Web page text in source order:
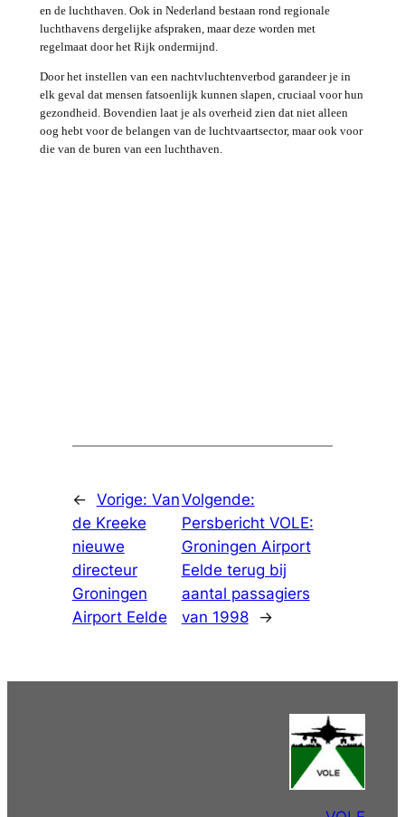
en de luchthaven. Ook in Nederland bestaan rond regionale
luchthavens dergelijke afspraken, maar deze worden met
regelmaat door het Rijk ondermijnd.
Door het instellen van een nachtvluchtenverbod garandeer je in
elk geval dat mensen fatsoenlijk kunnen slapen, cruciaal voor hun
gezondheid. Bovendien laat je als overheid zien dat niet alleen
oog hebt voor de belangen van de luchtvaartsector, maar ook voor
die van de buren van een luchthaven.
← Vorige: Van
de Kreeke
nieuwe
directeur
Groningen
Airport Eelde
Volgende:
Persbericht VOLE:
Groningen Airport
Eelde terug bij
aantal passagiers
van 1998
→